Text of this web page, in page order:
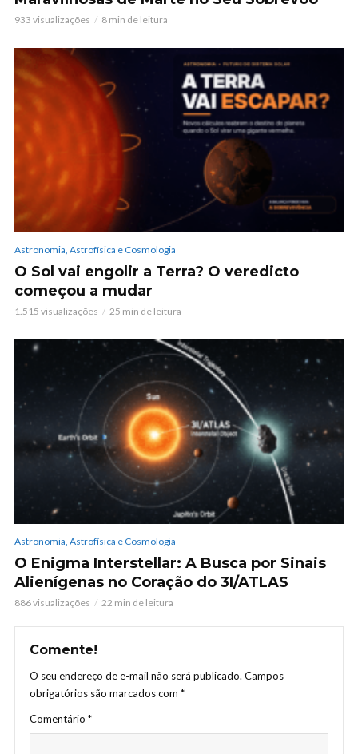
933 visualizações 8 min de leitura
Astronomia, Astrofísica e Cosmologia
O Sol vai engolir a Terra? O veredicto
começou a mudar
1.515 visualizações 25 min de leitura
Astronomia, Astrofísica e Cosmologia
O Enigma Interstellar: A Busca por Sinais
Alienígenas no Coração do 3I/ATLAS
886 visualizações 22 min de leitura
Comente!
O seu endereço de e-mail não será publicado. Campos
obrigatórios são marcados com *
Comentário *